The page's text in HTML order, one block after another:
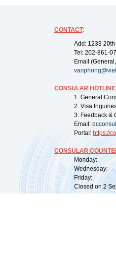
CONTACT:
Add: 1233
Tel: 202-861-
Email
CONSULAR
1. General
2. Visa
3. Feedback &
Email:
Portal: https://
CONSULAR
Monday:
Wednesday:
Friday:
Closed on 2